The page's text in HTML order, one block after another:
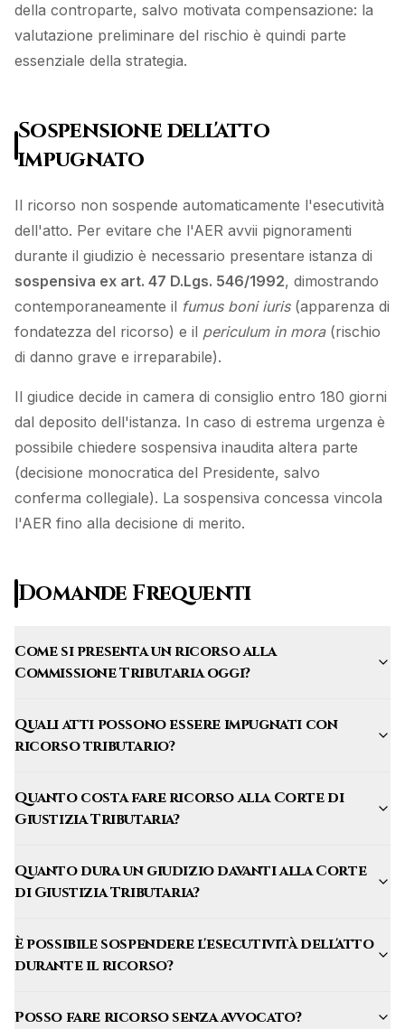
della controparte, salvo motivata compensazione: la
valutazione preliminare del rischio è quindi parte
essenziale della strategia.
Sospensione dell'atto
impugnato
Il ricorso non sospende automaticamente l'esecutività
dell'atto. Per evitare che l'AER avvii pignoramenti
durante il giudizio è necessario presentare istanza di
sospensiva ex art. 47 D.Lgs. 546/1992, dimostrando
contemporaneamente il fumus boni iuris(apparenza di
fondatezza del ricorso) e il periculum in mora(rischio
di danno grave e irreparabile).
Il giudice decide in camera di consiglio entro 180 giorni
dal deposito dell'istanza. In caso di estrema urgenza è
possibile chiedere sospensiva inaudita altera parte
(decisione monocratica del Presidente, salvo
conferma collegiale). La sospensiva concessa vincola
l'AER fino alla decisione di merito.
Domande Frequenti
Come si presenta un ricorso alla
Commissione Tributaria oggi?
Quali atti possono essere impugnati con
ricorso tributario?
Quanto costa fare ricorso alla Corte di
Giustizia Tributaria?
Quanto dura un giudizio davanti alla Corte
di Giustizia Tributaria?
È possibile sospendere l'esecutività dell'atto
durante il ricorso?
Posso fare ricorso senza avvocato?